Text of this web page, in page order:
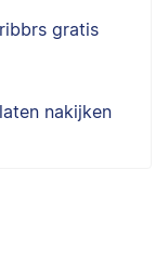
gratis
nakijken